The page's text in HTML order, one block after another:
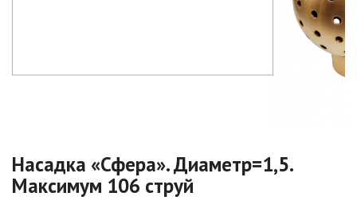
Насадка «Сфера». Диаметр=1,5.
Максимум 106 струй